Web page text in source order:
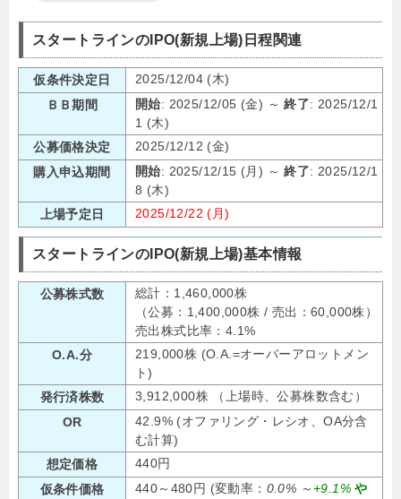
スタートラインのIPO(新規上場)日程関連
仮条件決定日
2025/12/04 (木)
ＢＢ期間
開始: 2025/12/05 (金) ～終了: 2025/12/1
1 (木)
公募価格決定
2025/12/12 (金)
購入申込期間
開始: 2025/12/15 (月) ～終了: 2025/12/1
8 (木)
上場予定日
2025/12/22 (月)
スタートラインのIPO(新規上場)基本情報
公募株式数
総計：1,460,000株
（公募：1,400,000株 / 売出：60,000株）
売出株式比率：4.1%
O.A.分
219,000株 (O.A.=オーバーアロットメン
ト)
発行済株数
3,912,000株 （上場時、公募株数含む）
OR
42.9% (オファリング・レシオ、OA分含
む計算)
想定価格
440円
仮条件価格
440～480円 (変動率： 0.0% ～+9.1% や